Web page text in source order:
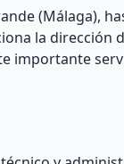
(Málaga),
la dirección
importante